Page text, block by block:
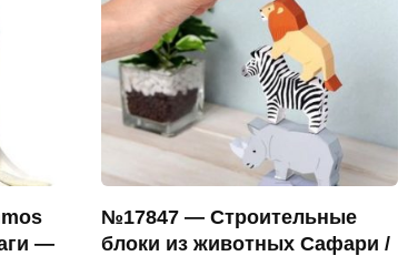
—
№17847 — Строительные
блоки из животных Сафари /